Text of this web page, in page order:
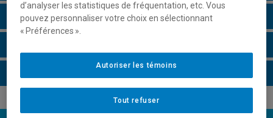
Horaire - Été 2026
d’analyser les statistiques de fréquentation, etc. Vous
pouvez personnaliser votre choix en sélectionnant
« Préférences ».
Tout refuser
Autoriser les témoins